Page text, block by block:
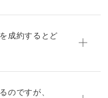
成約するとど
のですが、